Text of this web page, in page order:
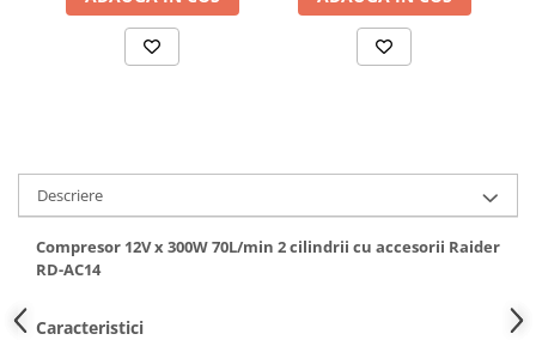
Hote bucatarie
Hote incorporabile
Hote insula
Hote telescopice
Hote traditionale
Masini de Spalat Rufe & Uscatoare
Descriere
Compresor 12V x 300W 70L/min 2 cilindrii cu accesorii Raider
RD-AC14
Caracteristici